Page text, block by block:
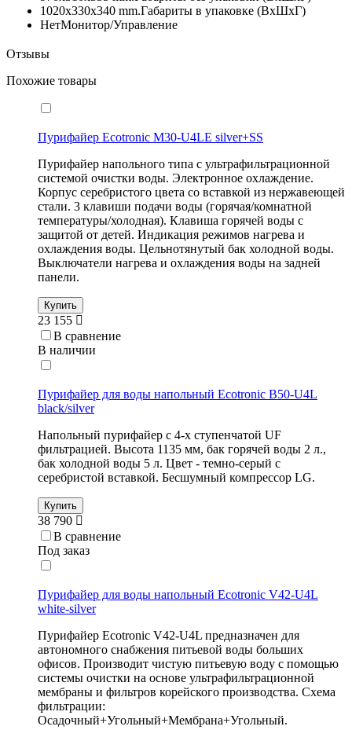
1020x330x340 mm.Габариты в упаковке (ВxШxГ)
НетМонитор/Управление
Отзывы
Похожие товары
Пурифайер Ecotronic M30-U4LE silver+SS
Пурифайер напольного типа с ультрафильтрационной
системой очистки воды. Электронное охлаждение.
Корпус серебристого цвета со вставкой из нержавеющей
стали. 3 клавиши подачи воды (горячая/комнатной
температуры/холодная). Клавиша горячей воды с
защитой от детей. Индикация режимов нагрева и
охлаждения воды. Цельнотянутый бак холодной воды.
Выключатели нагрева и охлаждения воды на задней
панели.
Купить
23 155
В сравнение
В наличии
Пурифайер для воды напольный Ecotronic B50-U4L
black/silver
Напольный пурифайер с 4-х ступенчатой UF
фильтрацией. Высота 1135 мм, бак горячей воды 2 л.,
бак холодной воды 5 л. Цвет - темно-серый с
серебристой вставкой. Бесшумный компрессор LG.
Купить
38 790
В сравнение
Под заказ
Пурифайер для воды напольный Ecotronic V42-U4L
white-silver
Пурифайер Ecotronic V42-U4L предназначен для
автономного снабжения питьевой воды больших
офисов. Производит чистую питьевую воду с помощью
системы очистки на основе ультрафильтрационной
мембраны и фильтров корейского производства. Схема
фильтрации:
Осадочный+Угольный+Мембрана+Угольный.